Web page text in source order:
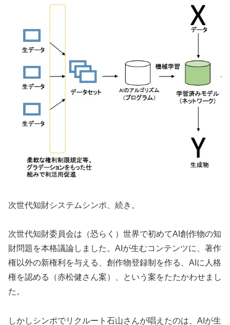
次世代知財システムシンポ、続き。
次世代知財委員会は（恐らく）世界で初めてAI創作物の知
財問題を本格議論しました。AIが生むコンテンツに、著作
権以外の新権利を与える、創作物登録制を作る、AIに人格
権を認める（赤松健さん案）、という案をたたかわせまし
た。
しかしシンポでリクルート石山さんが唱えたのは、AIが生